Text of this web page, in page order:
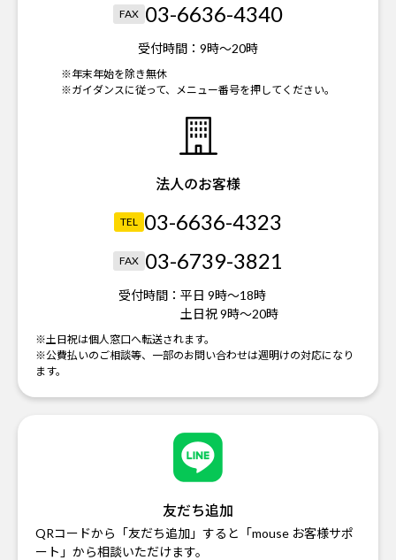
FAX 03-6636-4340
受付時間： 9時～20時
※年末年始を除き無休
※ガイダンスに従って、メニュー番号を押してください。
法人のお客様
TEL 03-6636-4323
FAX 03-6739-3821
受付時間： 平日 9時～18時
土日祝 9時～20時
※土日祝は個人窓口へ転送されます。
※公費払いのご相談等、一部のお問い合わせは週明けの対応になり
ます。
友だち追加
QRコードから「友だち追加」すると「mouse お客様サポ
ート」から相談いただけます。